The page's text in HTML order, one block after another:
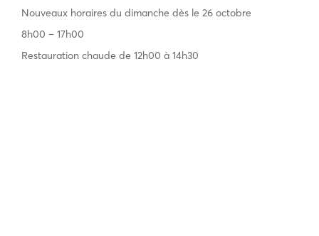
Nouveaux horaires du dimanche dès le 26 octobre
8h00 – 17h00
Restauration chaude de 12h00 à 14h30